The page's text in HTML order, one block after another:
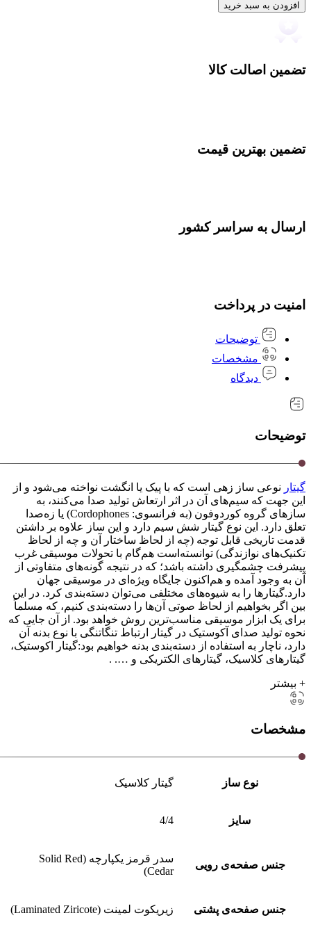
افزودن به سبد خرید
تضمین اصالت کالا
تضمین بهترین قیمت
ارسال به سراسر کشور
امنیت در پرداخت
توضیحات
مشخصات
دیدگاه
توضیحات
گیتار نوعی ساز زهی است که با پیک یا انگشت نواخته می‌شود و از
این جهت که سیم‌های آن در اثر ارتعاش تولید صدا می‌کنند، به
سازهای گروه کوردوفون (به فرانسوی: Cordophones) یا زه‌صدا
تعلق دارد. این نوع گیتار شش سیم دارد و این ساز علاوه بر داشتن
قدمت تاریخی قابل توجه (چه از لحاظ ساختار آن و چه از لحاظ
تکنیک‌های نوازندگی) توانسته‌است هم‌گام با تحولات موسیقی غرب
پیشرفت چشمگیری داشته باشد؛ که در نتیجه گونه‌های متفاوتی از
آن به وجود آمده و هم‌اکنون جایگاه ویژه‌ای در موسیقی جهان
دارد.گیتارها را به شیوه‌های مختلفی می‌توان دسته‌بندی کرد. در این
بین اگر بخواهیم از لحاظ صوتی آن‌ها را دسته‌بندی کنیم، که مسلماً
برای یک ابزار موسیقی مناسب‌ترین روش خواهد بود. از آن جایی که
نحوه تولید صدای آکوستیک در گیتار ارتباط تنگاتنگی با نوع بدنه آن
دارد، ناچار به استفاده از دسته‌بندی بدنه خواهیم بود:گیتار اکوستیک،
گیتارهای کلاسیک، گیتارهای الکتریکی و …. .
+ بیشتر
مشخصات
نوع ساز گیتار کلاسیک
سایز 4/4
جنس صفحه‌ی رویی
سدر قرمز یکپارچه (Solid Red
Cedar)
جنس صفحه‌ی پشتی زیریکوت لمینت (Laminated Ziricote)